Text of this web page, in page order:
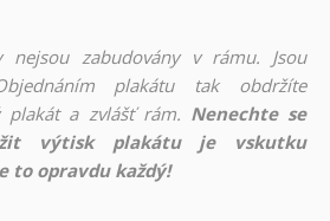
nejsou zabudovány v rámu. Jsou
plakátu tak obdržíte
plakát a zvlášť rám. Nenechte se
výtisk plakátu je vskutku
to opravdu každý!